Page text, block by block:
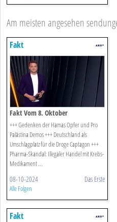
Am meisten angesehen
Fakt
Fakt Vom 8. Oktober
+++ Gedenken der Hamas Opfer und Pro
Palästina Demos +++ Deutschland als
Umschlagplatz für die Droge Captagon +++
Pharma-Skandal: Illegaler Handel mit Krebs-
Medikament ...
08-10-2024 Das Erste
Alle Folgen
Fakt